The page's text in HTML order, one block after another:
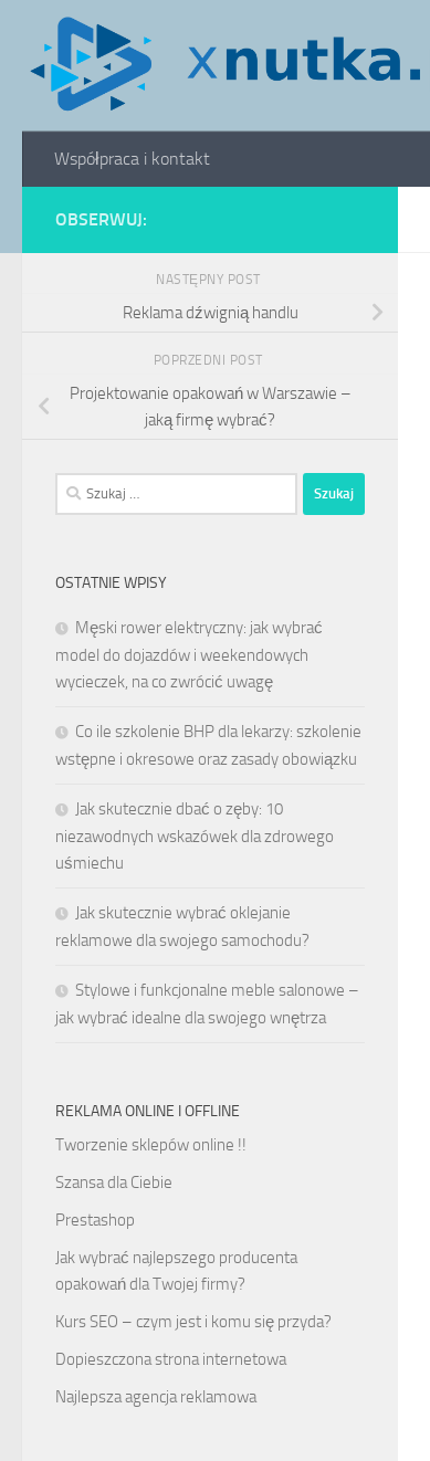
Skip to content
Współpraca i kontakt
OBSERWUJ:
NASTĘPNY POST
Reklama dźwignią handlu
POPRZEDNI POST
Projektowanie opakowań w Warszawie –
jaką firmę wybrać?
Szukaj:
OSTATNIE WPISY
Męski rower elektryczny: jak wybrać
model do dojazdów i weekendowych
wycieczek, na co zwrócić uwagę
Co ile szkolenie BHP dla lekarzy: szkolenie
wstępne i okresowe oraz zasady obowiązku
Jak skutecznie dbać o zęby: 10
niezawodnych wskazówek dla zdrowego
uśmiechu
Jak skutecznie wybrać oklejanie
reklamowe dla swojego samochodu?
Stylowe i funkcjonalne meble salonowe –
jak wybrać idealne dla swojego wnętrza
REKLAMA ONLINE I OFFLINE
Tworzenie sklepów online !!
Szansa dla Ciebie
Prestashop
Jak wybrać najlepszego producenta
opakowań dla Twojej firmy?
Kurs SEO – czym jest i komu się przyda?
Dopieszczona strona internetowa
Najlepsza agencja reklamowa